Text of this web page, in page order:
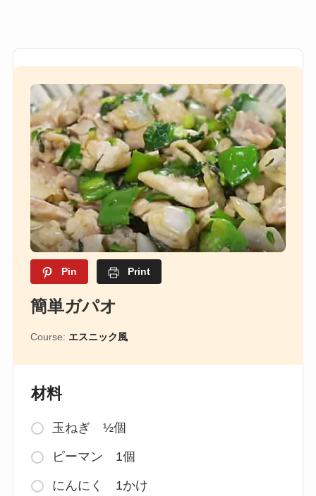
Pin Print
簡単ガパオ
Course: エスニック風
材料
玉ねぎ ½個
ピーマン 1個
にんにく 1かけ